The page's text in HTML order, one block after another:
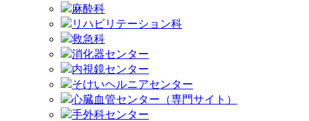
麻酔科
リハビリテーション科
救急科
消化器センター
内視鏡センター
そけいヘルニアセンター
心臓血管センター（専門サイト）
手外科センター